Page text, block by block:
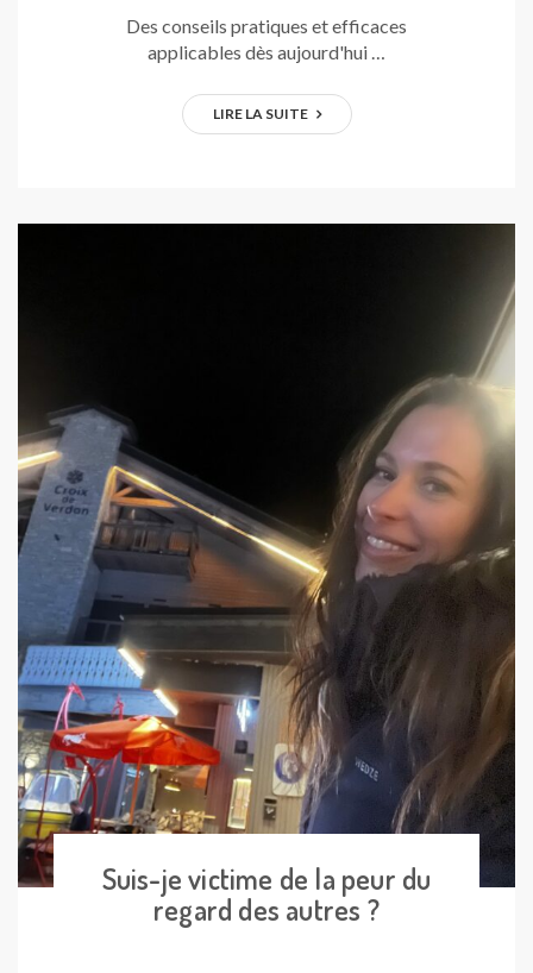
Des conseils pratiques et efficaces
applicables dès aujourd'hui …
LIRE LA SUITE
Suis-je victime de la peur du
regard des autres ?